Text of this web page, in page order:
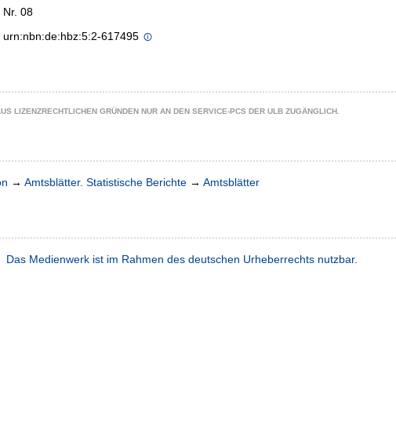
Nr. 08
urn:nbn:de:hbz:5:2-617495
LIZENZRECHTLICHEN GRÜNDEN NUR AN DEN SERVICE-PCS DER ULB ZUGÄNGLICH.
→ Amtsblätter. Statistische Berichte → Amtsblätter
Das Medienwerk ist im Rahmen des deutschen Urheberrechts nutzbar.